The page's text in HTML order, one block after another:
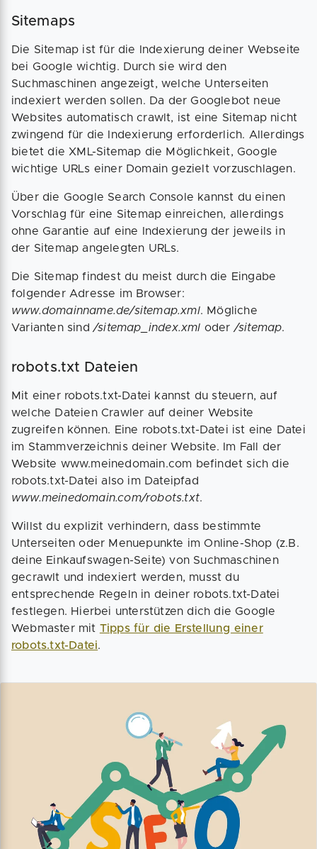
Sitemaps
Die Sitemap ist für die Indexierung deiner Webseite
bei Google wichtig. Durch sie wird den
Suchmaschinen angezeigt, welche Unterseiten
indexiert werden sollen. Da der Googlebot neue
Websites automatisch crawlt, ist eine Sitemap nicht
zwingend für die Indexierung erforderlich. Allerdings
bietet die XML-Sitemap die Möglichkeit, Google
wichtige URLs einer Domain gezielt vorzuschlagen.
Über die Google Search Console kannst du einen
Vorschlag für eine Sitemap einreichen, allerdings
ohne Garantie auf eine Indexierung der jeweils in
der Sitemap angelegten URLs.
Die Sitemap findest du meist durch die Eingabe
folgender Adresse im Browser:
www.domainname.de/sitemap.xml. Mögliche
Varianten sind /sitemap_index.xml oder /sitemap.
robots.txt Dateien
Mit einer robots.txt-Datei kannst du steuern, auf
welche Dateien Crawler auf deiner Website
zugreifen können. Eine robots.txt-Datei ist eine Datei
im Stammverzeichnis deiner Website. Im Fall der
Website www.meinedomain.com befindet sich die
robots.txt-Datei also im Dateipfad
www.meinedomain.com/robots.txt.
Willst du explizit verhindern, dass bestimmte
Unterseiten oder Menuepunkte im Online-Shop (z.B.
deine Einkaufswagen-Seite) von Suchmaschinen
gecrawlt und indexiert werden, musst du
entsprechende Regeln in deiner robots.txt-Datei
festlegen. Hierbei unterstützen dich die Google
Webmaster mit Tipps für die Erstellung einer
robots.txt-Datei.